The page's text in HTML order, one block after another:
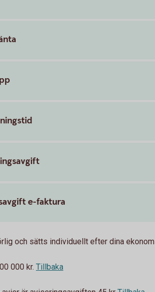
e-faktura
och sätts individuellt efter dina
000 kr. Tillbaka